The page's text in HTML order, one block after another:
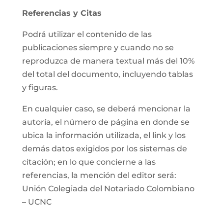
Referencias y Citas
Podrá utilizar el contenido de las
publicaciones siempre y cuando no se
reproduzca de manera textual más del 10%
del total del documento, incluyendo tablas
y figuras.
En cualquier caso, se deberá mencionar la
autoría, el número de página en donde se
ubica la información utilizada, el link y los
demás datos exigidos por los sistemas de
citación; en lo que concierne a las
referencias, la mención del editor será:
Unión Colegiada del Notariado Colombiano
– UCNC